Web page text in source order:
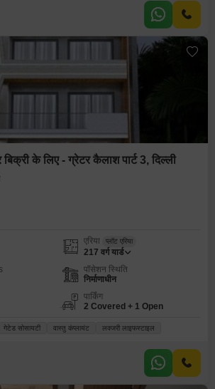
के लिए - ग्रेटर कैलाश पार्ट 3, दिल्ली
एरिया प्लॉट एरिया
217 वर्ग यार्ड
पॉसेशन स्थिति
निर्माणाधीन
पार्किंग
2 Covered + 1 Open
गेटेड सोसायटी वास्तु कंप्लायंट लक्जरी लाइफस्टाइल